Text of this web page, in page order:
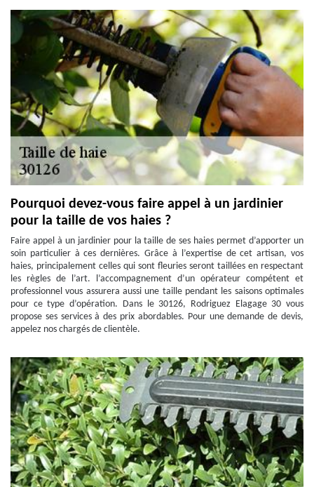
Pourquoi devez-vous faire appel à un jardinier
pour la taille de vos haies ?
Faire appel à un jardinier pour la taille de ses haies permet d’apporter un
soin particulier à ces dernières. Grâce à l’expertise de cet artisan, vos
haies, principalement celles qui sont fleuries seront taillées en respectant
les règles de l’art. l’accompagnement d’un opérateur compétent et
professionnel vous assurera aussi une taille pendant les saisons optimales
pour ce type d’opération. Dans le 30126, Rodriguez Elagage 30 vous
propose ses services à des prix abordables. Pour une demande de devis,
appelez nos chargés de clientèle.